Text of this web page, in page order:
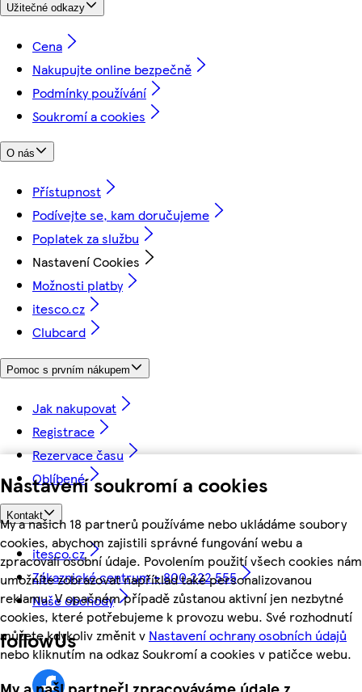
Nastavení soukromí a cookies
My a našich 18 partnerů používáme nebo ukládáme soubory
cookies, abychom zajistili správné fungování webu a
zpracovali osobní údaje. Povolením použití všech cookies nám
umožníte zobrazovat například také personalizovanou
reklamu. V opačném případě zůstanou aktivní jen nezbytné
cookies, které potřebujeme k provozu webu. Své rozhodnutí
můžete kdykoliv změnit v Nastavení ochrany osobních údajů
nebo kliknutím na odkaz Soukromí a cookies v patičce webu.
Užitečné odkazy
Cena
Nakupujte online bezpečně
Podmínky používání
Soukromí a cookies
O nás
Přístupnost
Podívejte se, kam doručujeme
Poplatek za službu
Nastavení Cookies
Možnosti platby
itesco.cz
Clubcard
Pomoc s prvním nákupem
Jak nakupovat
Registrace
Rezervace času
Oblíbené
Kontakt
itesco.cz
Zákaznické centrum - 800 222 555
Naše obchody
followUs